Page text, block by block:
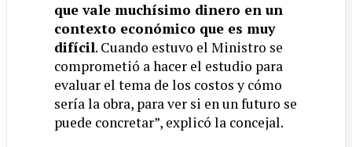
que vale muchísimo dinero en un
contexto económico que es muy
difícil. Cuando estuvo el Ministro se
comprometió a hacer el estudio para
evaluar el tema de los costos y cómo
sería la obra, para ver si en un futuro se
puede concretar”, explicó la concejal.